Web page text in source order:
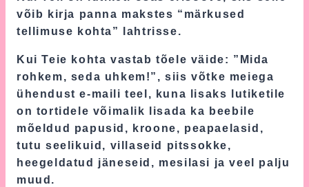
võib kirja panna makstes “märkused
tellimuse kohta” lahtrisse.
Kui Teie kohta vastab tõele väide: ”Mida
rohkem, seda uhkem!”, siis võtke meiega
ühendust e-maili teel, kuna lisaks lutiketile
on tortidele võimalik lisada ka beebile
mõeldud papusid, kroone, peapaelasid,
tutu seelikuid, villaseid pitssokke,
heegeldatud jäneseid, mesilasi ja veel palju
muud.